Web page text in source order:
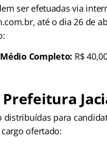
ser efetuadas via
até o dia 26 de
Completo: R$
distribuídas para
ofertado: